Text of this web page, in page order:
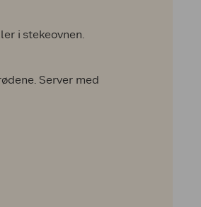
i stekeovnen.
Server med